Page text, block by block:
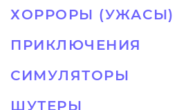
ХОРРОРЫ (УЖАСЫ)
ПРИКЛЮЧЕНИЯ
СИМУЛЯТОРЫ
ШУТЕРЫ